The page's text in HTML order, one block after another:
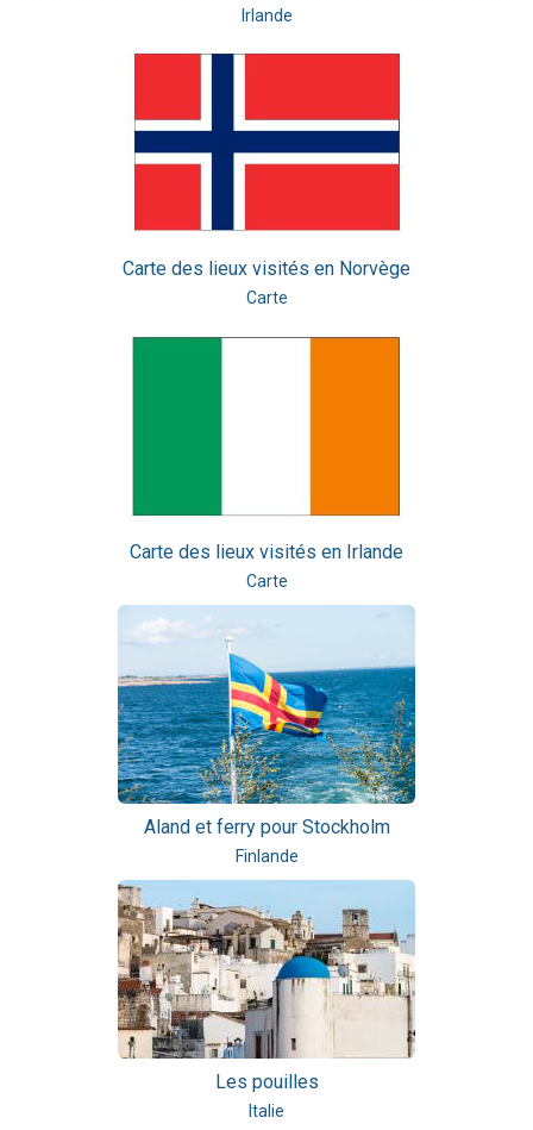
Irlande
Carte des lieux visités en Norvège
Carte
Carte des lieux visités en Irlande
Carte
Aland et ferry pour Stockholm
Finlande
Les pouilles
Italie